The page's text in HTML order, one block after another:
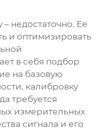
– недостаточно. Ее
и оптимизировать
в себя подбор
на базовую
калибровку
требуется
измерительных
сигнала и его